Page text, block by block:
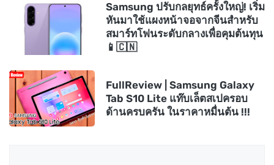
Samsung ปรับกลยุทธ์ครั้งใหญ่! เริ่ม
หันมาใช้แผงหน้าจอจากจีนสำหรับ
สมาร์ทโฟนระดับกลางเพื่อคุมต้นทุน
📱🇨🇳
FullReview | Samsung Galaxy
Tab S10 Lite แท๊บเล็ตสเปครอบ
ด้านครบครัน ในราคาหมื่นต้น !!!